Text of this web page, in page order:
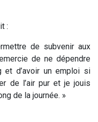
:
de subvenir aux
de ne dépendre
et d’avoir un emploi si
de l’air pur et je jouis
de la journée. »